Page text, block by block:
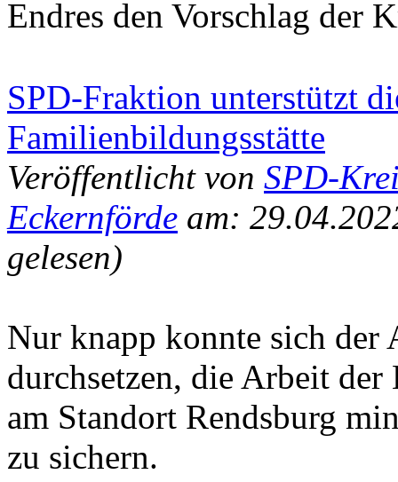
Endres den Vorschlag der
SPD-Fraktion unterstützt
Familienbildungsstätte
Veröffentlicht von SPD-
Eckernförde am:
gelesen)
Nur knapp konnte sich der
durchsetzen, die Arbeit
am Standort Rendsburg
zu sichern.